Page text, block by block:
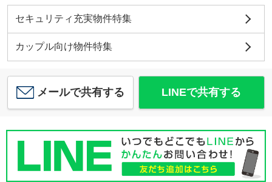
セキュリティ充実物件特集
カップル向け物件特集
メールで共有する LINEで共有する